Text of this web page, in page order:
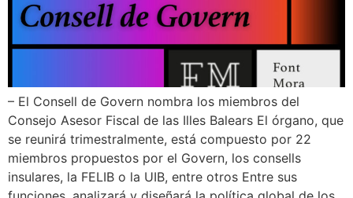
– El Consell de Govern nombra los miembros del
Consejo Asesor Fiscal de las Illes Balears El órgano, que
se reunirá trimestralmente, está compuesto por 22
miembros propuestos por el Govern, los consells
insulares, la FELIB o la UIB, entre otros Entre sus